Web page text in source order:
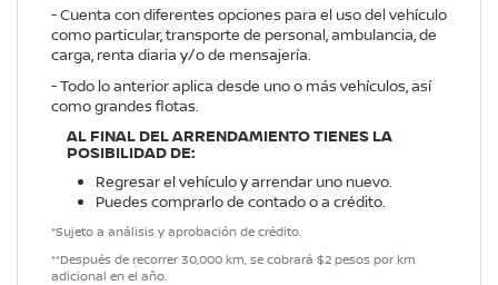
- Cuenta con diferentes opciones para el uso del vehículo
como particular, transporte de personal, ambulancia, de
carga, renta diaria y/o de mensajería.
- Todo lo anterior aplica desde uno o más vehículos, así
como grandes flotas.
AL FINAL DEL ARRENDAMIENTO TIENES LA
POSIBILIDAD DE:
Regresar el vehículo y arrendar uno nuevo.
Puedes comprarlo de contado o a crédito.
*Sujeto a análisis y aprobación de crédito.
**Después de recorrer 30,000 km, se cobrará $2 pesos por km
adicional en el año.